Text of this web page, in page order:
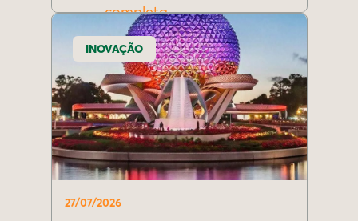
completa
INOVAÇÃO
27/07/2026